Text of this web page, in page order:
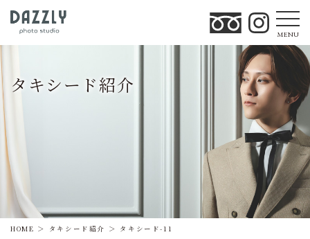
MENU
タキシード紹介
HOME タキシード紹介 タキシード-11